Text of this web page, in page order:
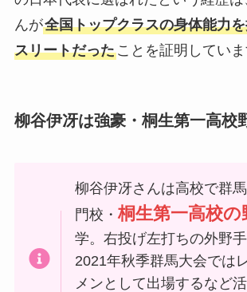
んが全国トップクラスの身体能力
スリートだったことを証明していま
柳谷伊冴は強豪・桐生第一高校
柳谷伊冴さんは高校で群
門校・桐生第一高校の
学。右投げ左打ちの外野手
2021年秋季群馬大会では
メンとして出場するなど